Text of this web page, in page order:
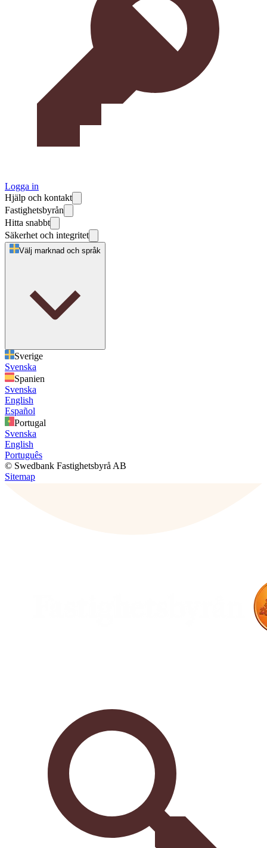
Logga in
Hjälp och kontakt
Fastighetsbyrån
Hitta snabbt
Säkerhet och integritet
Välj marknad och språk
Sverige
Svenska
Spanien
Svenska
English
Español
Portugal
Svenska
English
Português
© Swedbank Fastighetsbyrå AB
Sitemap